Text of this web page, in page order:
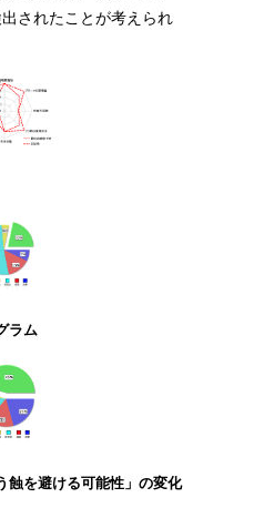
されたことが考えられ
ラム
蝕を避ける可能性」の変化